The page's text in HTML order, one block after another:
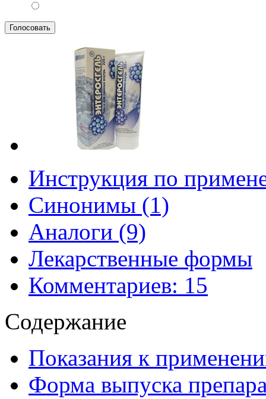
Инструкция по
Синонимы (1)
Аналоги (9)
Лекарственные формы
Комментариев: 15
Содержание
Показания к
Форма выпуска